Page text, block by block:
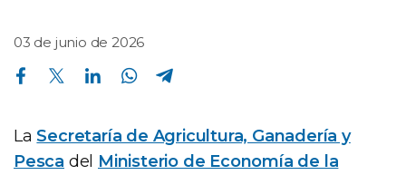
03 de junio de 2026
Compartir en Facebook Compartir en Twitter Compartir en Linkedin Compartir en Whatsapp
LaSecretaría de Agricultura, Ganadería y
Pesca del Ministerio de Economía de la